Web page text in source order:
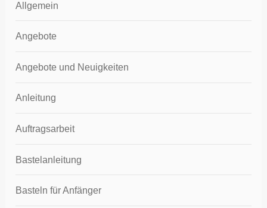
Allgemein
Angebote
Angebote und Neuigkeiten
Anleitung
Auftragsarbeit
Bastelanleitung
Basteln für Anfänger